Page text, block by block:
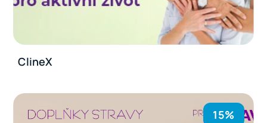
ClineX
15%